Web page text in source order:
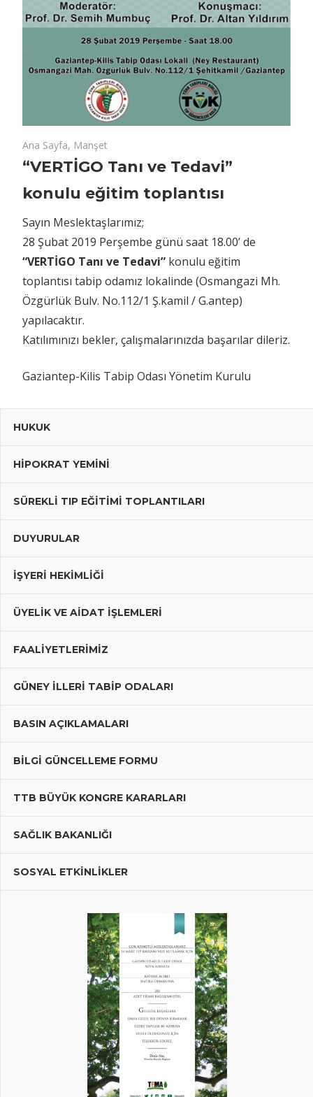
16 Şubat 2019
“VERTİGO
Tanı
Tedavi”
eğitim
toplantısı
için
yorumlar kapalı
Ana Sayfa, Manşet
“VERTİGO Tanı ve Tedavi”
konulu eğitim toplantısı
Sayın Meslektaşlarımız;
28 Şubat 2019 Perşembe günü saat 18.00’ de
“VERTİGO Tanı ve Tedavi” konulu eğitim
toplantısı tabip odamız lokalinde (Osmangazi Mh.
Özgürlük Bulv. No.112/1 Ş.kamil / G.antep)
yapılacaktır.
Katılımınızı bekler, çalışmalarınızda başarılar dileriz.
Gaziantep-Kilis Tabip Odası Yönetim Kurulu
HUKUK
HIPOKRAT YEMINI
SÜREKLI TIP EĞITIMI TOPLANTILARI
DUYURULAR
İŞYERİ HEKİMLİĞİ
ÜYELIK VE AIDAT İŞLEMLERI
FAALIYETLERIMIZ
GÜNEY İLLERI TABIP ODALARI
BASIN AÇIKLAMALARI
BILGI GÜNCELLEME FORMU
TTB BÜYÜK KONGRE KARARLARI
SAĞLIK BAKANLIĞI
SOSYAL ETKİNLİKLER